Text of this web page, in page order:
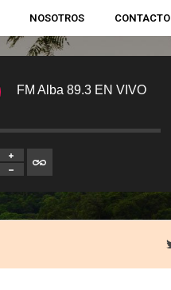
NOSOTROS CONTACTO
FM Alba 89.3 EN VIVO